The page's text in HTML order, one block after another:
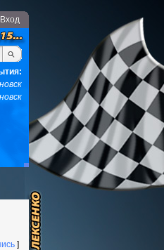
Вход
]